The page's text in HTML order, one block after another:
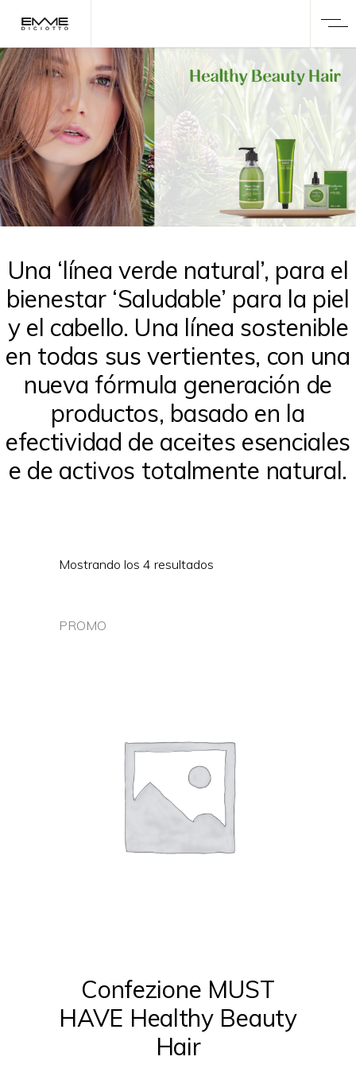
Una ‘línea verde natural’, para el
bienestar ‘Saludable’ para la piel
y el cabello. Una línea sostenible
en todas sus vertientes, con una
nueva fórmula generación de
productos, basado en la
efectividad de aceites esenciales
e de activos totalmente natural.
Mostrando los 4 resultados
PROMO
Confezione MUST
HAVE Healthy Beauty
Hair